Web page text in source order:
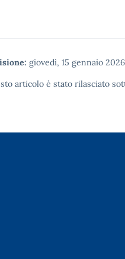
giovedì, 15 gennaio 2026
articolo è stato rilasciato